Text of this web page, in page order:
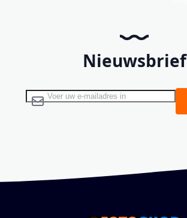
Nieuwsbrief
Abonneer u op onze nieuwsbrief